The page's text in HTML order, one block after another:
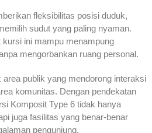
fleksibilitas posisi duduk,
sudut yang paling nyaman.
ini mampu menampung
mengorbankan ruang personal.
publik yang mendorong interaksi
komunitas. Dengan pendekatan
Komposit Type 6 tidak hanya
juga fasilitas yang benar-benar
pengunjung.